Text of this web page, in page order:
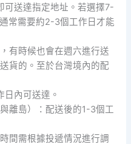
可送達指定地址。若選擇7-
常需要約2-3個工作日才能
有時候也會在週六進行送
貨的。至於台灣境內的配
內可送達。
離島）：配送後的1-3個工
間需根據投遞情況進行調